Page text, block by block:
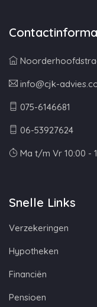
info@cjk-
075-6146681
06-53927624
Ma t/m Vr 10:00 -
Snelle Links
Verzekeringen
Hypotheken
Financiën
Pensioen